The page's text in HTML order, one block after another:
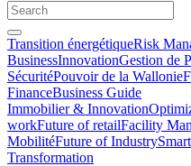
Transition énergétiqueRisk
BusinessInnovationGestion de
SécuritéPouvoir de la Wallonie
FinanceBusiness Guide
Immobilier & Innovation
workFuture of retailFacility
MobilitéFuture of Industry
Transformation